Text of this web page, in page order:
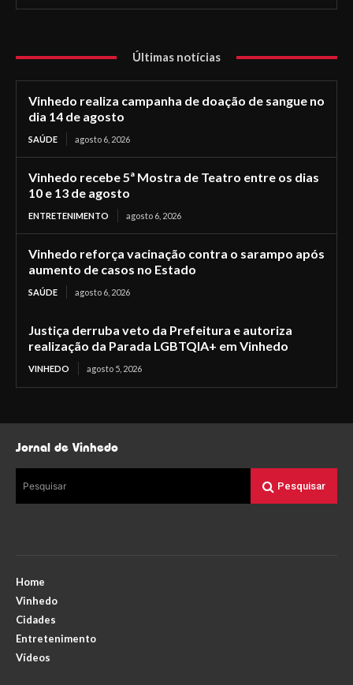
Últimas notícias
Vinhedo realiza campanha de doação de sangue no
dia 14 de agosto
SAÚDE agosto 6, 2026
Vinhedo recebe 5ª Mostra de Teatro entre os dias
10 e 13 de agosto
ENTRETENIMENTO agosto 6, 2026
Vinhedo reforça vacinação contra o sarampo após
aumento de casos no Estado
SAÚDE agosto 6, 2026
Justiça derruba veto da Prefeitura e autoriza
realização da Parada LGBTQIA+ em Vinhedo
VINHEDO agosto 5, 2026
Jornal de Vinhedo
Pesquisar Pesquisar
Home
Vinhedo
Cidades
Entretenimento
Vídeos